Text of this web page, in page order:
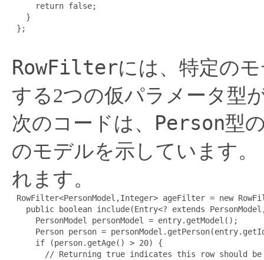
     return false;
   }
};
RowFilterには、特定の
する2つの仮パラメータ型
次のコードは、 Person型
のモデルを示しています。
れます。
RowFilter<PersonModel,Integer> ageFilter = new
public boolean include(Entry<? extends
     PersonModel personModel = entry.getModel();
Person person =
     if (person.getAge() > 20) {
// Returning true indicates this row should be